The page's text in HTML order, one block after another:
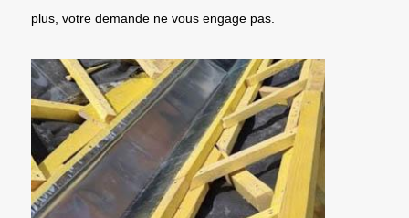
plus, votre demande ne vous engage pas.